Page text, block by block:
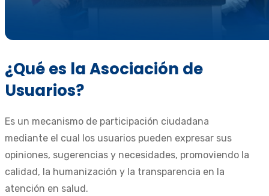
¿Qué es la Asociación de
Usuarios?
Es un mecanismo de participación ciudadana
mediante el cual los usuarios pueden expresar sus
opiniones, sugerencias y necesidades, promoviendo la
calidad, la humanización y la transparencia en la
atención en salud.